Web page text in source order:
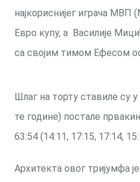
најкориснијег играча
Евро купу, а Василије
са својим тимом Ефесом
Шлаг на торту ставиле су
те године) постале
63:54 (14:11, 17:15, 17:14,
Архитекта овог тријумфа